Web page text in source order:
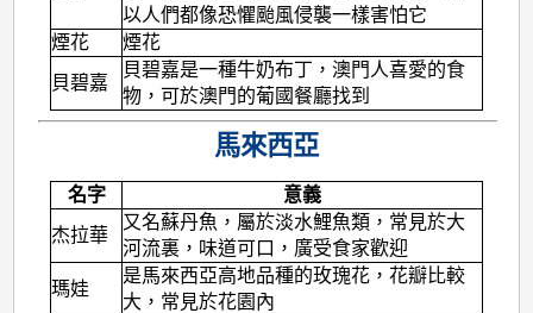
以人們都像恐懼颱風侵襲一樣害怕它
煙花
煙花
貝碧嘉
貝碧嘉是一種牛奶布丁，澳門人喜愛的食
物，可於澳門的葡國餐廳找到
馬來西亞
名字
意義
杰拉華
又名蘇丹魚，屬於淡水鯉魚類，常見於大
河流裏，味道可口，廣受食家歡迎
瑪娃
是馬來西亞高地品種的玫瑰花，花瓣比較
大，常見於花園內